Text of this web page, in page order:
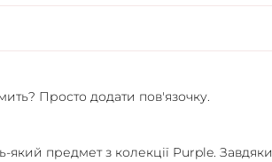
Просто додати пов'язочку.
предмет з колекції Purple. Завдяки